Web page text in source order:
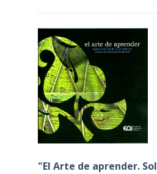
"El Arte de aprender.